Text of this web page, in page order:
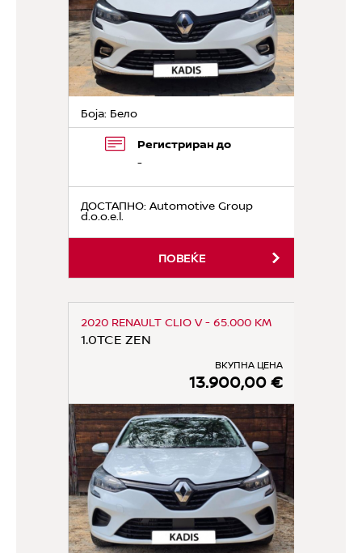
Боја: Бело
Регистриран до
-
ДОСТАПНО: Automotive Group
d.o.o.e.l.
ПОВЕЌЕ
2020 RENAULT CLIO V - 65.000 KM
1.0TCE ZEN
ВКУПНА ЦЕНА
13.900,00 €